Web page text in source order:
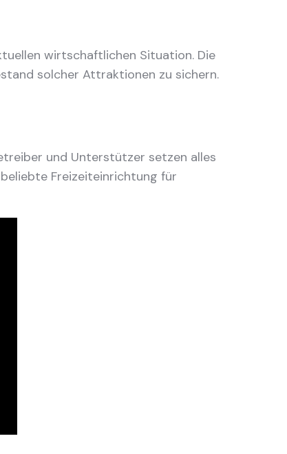
wirtschaftlichen Situation. Die
solcher Attraktionen zu sichern.
und Unterstützer setzen alles
Freizeiteinrichtung für